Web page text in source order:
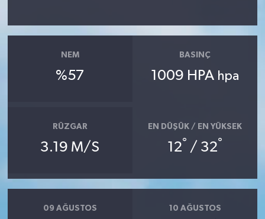
NEM
%57
BASINÇ
1009 HPA hpa
RÜZGAR
3.19 M/S
EN DÜŞÜK / EN YÜKSEK
12° / 32°
09 AĞUSTOS 10 AĞUSTOS